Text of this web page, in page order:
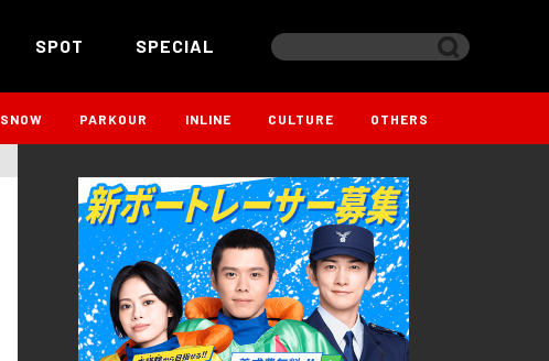
SPOT SPECIAL
SNOW PARKOUR INLINE CULTURE OTHERS